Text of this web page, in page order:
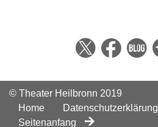
© Theater Heilbronn 2019
Home
Datenschutzerklärung
Seitenanfang